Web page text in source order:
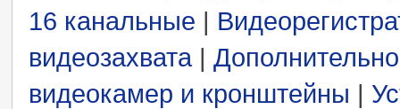
16 канальные |
видеозахвата|
видеокамер и кронштейны |